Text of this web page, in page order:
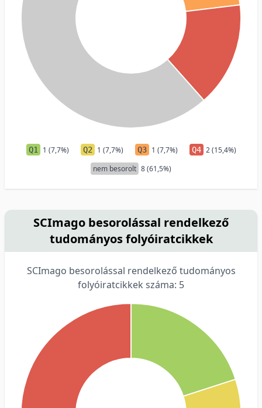
Q1 1 (7,7%) Q2 1 (7,7%) Q3 1 (7,7%) Q4 2 (15,4%)
nem besorolt 8 (61,5%)
SCImago besorolással rendelkező
tudományos folyóiratcikkek
SCImago besorolással rendelkező tudományos
folyóiratcikkek száma: 5